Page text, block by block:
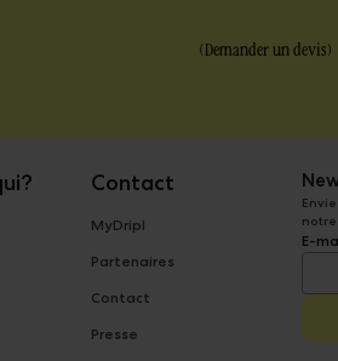
(Demander un devis)
Contact
MyDripl
Partenaires
Contact
Presse
E-